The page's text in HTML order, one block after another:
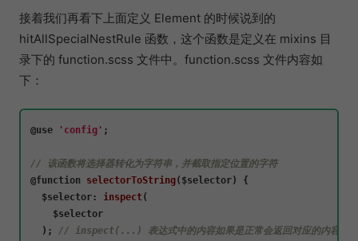
接着我们再看下上面定义 Element 的时候说到的
hitAllSpecialNestRule 函数，这个函数是定义在 mixins 目
录下的 function.scss 文件中。function.scss 文件内容如
下：
@use 'config' ;
// 该函数将选择器转化为字符串，并截取指定位置的字符
@function selectorToString( $selector) {
$selector: inspect(
    $selector
  );
// inspect(...) 表达式中的内容如果是正常会返回对应的内容，如